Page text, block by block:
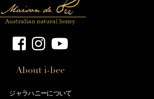
About i-bee
ジャラハニーについて